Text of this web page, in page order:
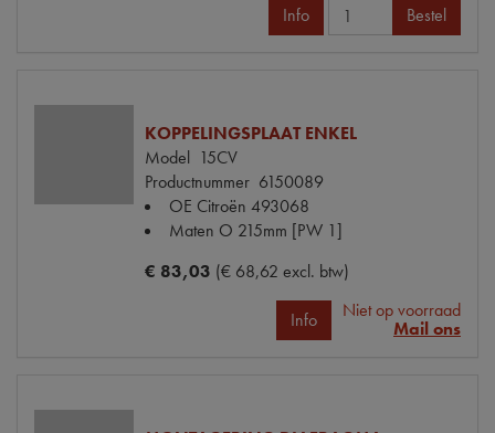
Info Bestel
KOPPELINGSPLAAT ENKEL
Model 15CV
Productnummer 6150089
OE Citroën 493068
Maten O 215mm [PW 1]
€ 83,03 (€ 68,62 excl. btw)
Info
Niet op voorraad
Mail ons